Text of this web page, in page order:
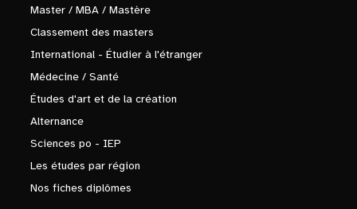
Master / MBA / Mastère
Classement des masters
International - Étudier à l'étranger
Médecine / Santé
Études d'art et de la création
Alternance
Sciences po - IEP
Les études par région
Nos fiches diplômes